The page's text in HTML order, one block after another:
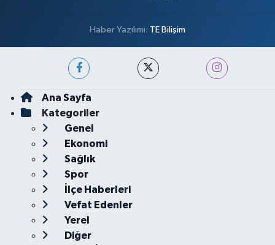
Haber Yazılımı: TE Bilişim
Ana Sayfa
Kategoriler
Genel
Ekonomi
Sağlık
Spor
İlçe Haberleri
Vefat Edenler
Yerel
Diğer